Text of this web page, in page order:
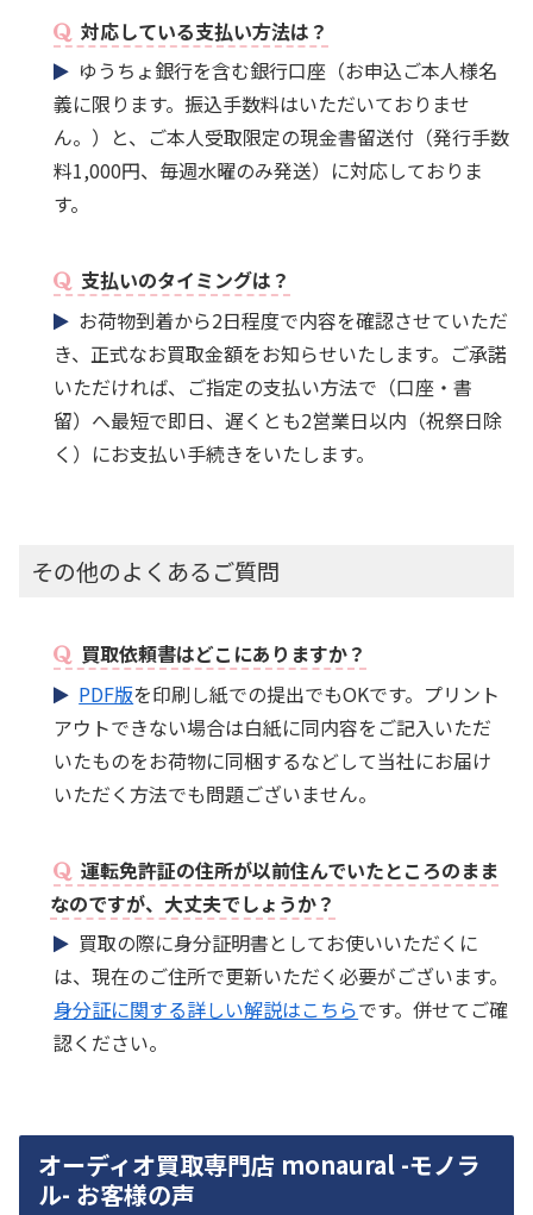
対応している支払い方法は？
ゆうちょ銀行を含む銀行口座（お申込ご本人様名
義に限ります。振込手数料はいただいておりませ
ん。）と、ご本人受取限定の現金書留送付（発行手数
料1,000円、毎週水曜のみ発送）に対応しておりま
す。
支払いのタイミングは？
お荷物到着から2日程度で内容を確認させていただ
き、正式なお買取金額をお知らせいたします。ご承諾
いただければ、ご指定の支払い方法で（口座・書
留）へ最短で即日、遅くとも2営業日以内（祝祭日除
く）にお支払い手続きをいたします。
その他のよくあるご質問
買取依頼書はどこにありますか？
PDF版を印刷し紙での提出でもOKです。プリント
アウトできない場合は白紙に同内容をご記入いただ
いたものをお荷物に同梱するなどして当社にお届け
いただく方法でも問題ございません。
運転免許証の住所が以前住んでいたところのまま
なのですが、大丈夫でしょうか？
買取の際に身分証明書としてお使いいただくに
は、現在のご住所で更新いただく必要がございます。
身分証に関する詳しい解説はこちらです。併せてご確
認ください。
オーディオ買取専門店 monaural -モノラ
ル- お客様の声